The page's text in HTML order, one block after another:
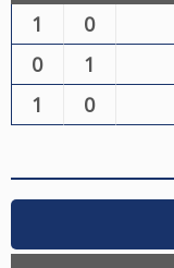
1 0
0 1
1 0